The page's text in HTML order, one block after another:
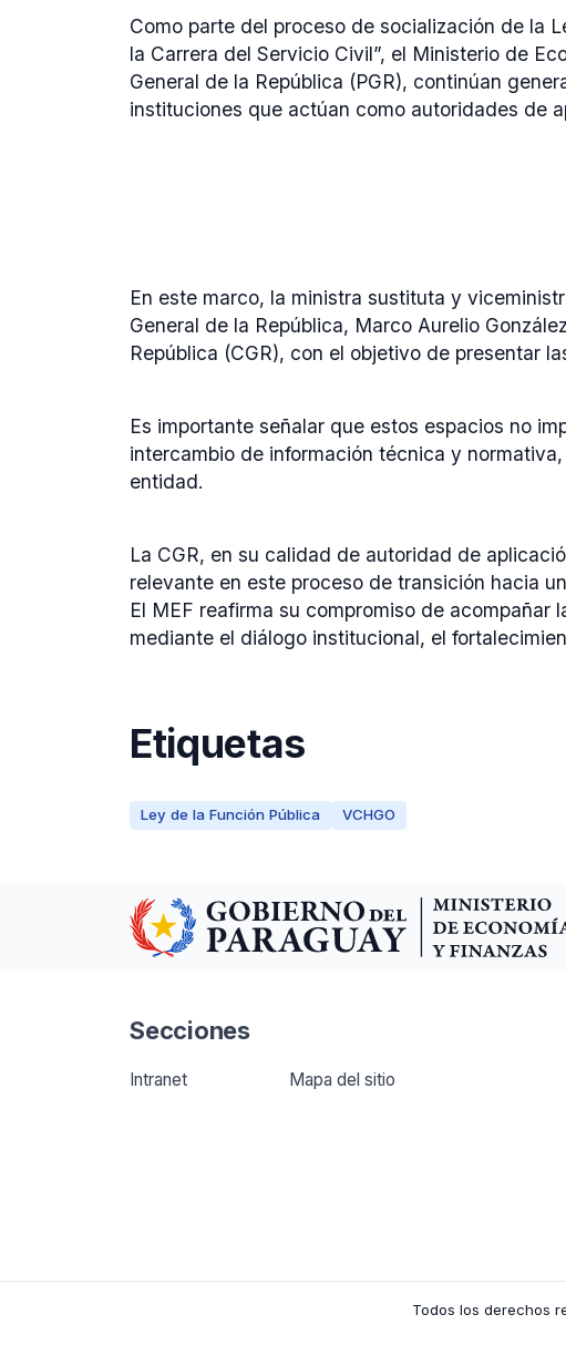
Como parte del proceso de socialización de la
la Carrera del Servicio Civil”, el Ministerio de
General de la República (PGR), continúan
instituciones que actúan como autoridades de
En este marco, la ministra sustituta y
General de la República, Marco Aurelio
República (CGR), con el objetivo de presentar
Es importante señalar que estos espacios no
intercambio de información técnica y
entidad.
La CGR, en su calidad de autoridad de
relevante en este proceso de transición hacia
El MEF reafirma su compromiso de
mediante el diálogo institucional, el
Etiquetas
Ley de la Función Pública VCHGO
Secciones
Intranet Mapa del sitio
Todos los derechos